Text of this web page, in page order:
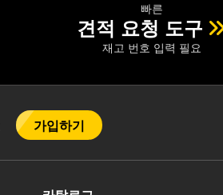
빠른
견적 요청 도구
재고 번호 입력 필요
가입하기